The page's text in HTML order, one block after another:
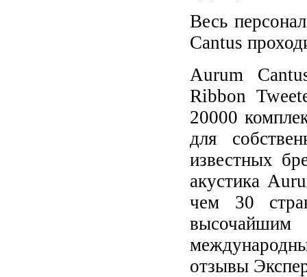
Весь
Cantus
Aurum
Ribbon
20000
для
известных
акустика
чем 30
высочайшим
отзывы